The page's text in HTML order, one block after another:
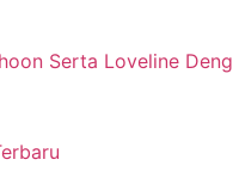
Serta Loveline